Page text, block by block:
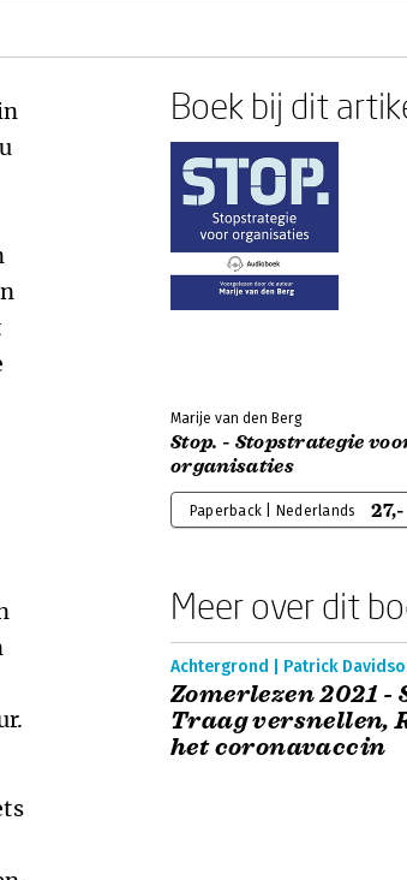
Boek bij dit
Marije van den Berg
Stop. - Stopstrategie
organisaties
Paperback | Nederlands 27,-
Meer over dit
Achtergrond | Patrick
Zomerlezen 2021 -
Traag versnellen,
het coronavaccin